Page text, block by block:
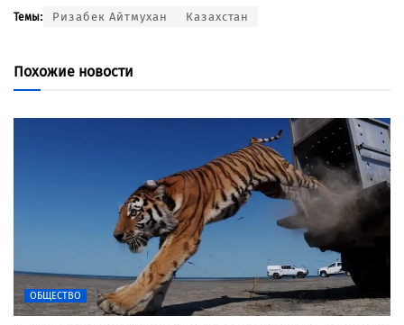
Темы: Ризабек Айтмухан Казахстан
Похожие новости
ОБЩЕСТВО